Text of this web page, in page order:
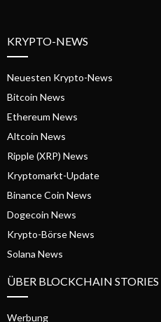
KRYPTO-NEWS
Neuesten Krypto-News
Bitcoin News
Ethereum News
Altcoin News
Ripple (XRP) News
Kryptomarkt-Update
Binance Coin News
Dogecoin News
Krypto-Börse News
Solana News
ÜBER BLOCKCHAIN STORIES
Werbung